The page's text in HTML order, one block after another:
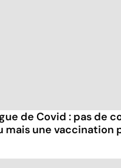
de Covid : pas de
une vaccination